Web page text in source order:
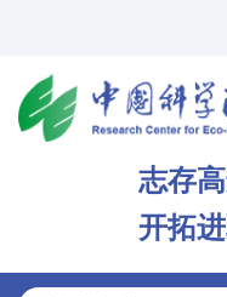
志存
开拓